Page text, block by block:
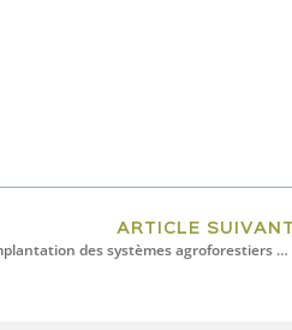
ARTICLE
Optimisation des pratiques d’implantation des systèmes agroforestiers au Bas-Saint-Laurent dans un contexte de stress hydrique récurrent